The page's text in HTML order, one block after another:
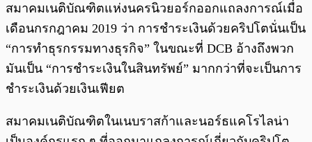
สมาคมเนติบัณฑิตแห่งนครนิวยอร์กออกแถลงการณ์เมื่อ
เดือนกรกฎาคม 2019 ว่า การชำระเงินด้วยคริปโตนั่นเป็น
“การทำธุรกรรมทางธุรกิจ” ในขณะที่ DCB อ้างถึงพวก
มันเป็น “การชำระเงินในสินทรัพย์” มากกว่าที่จะเป็นการ
ชำระเงินด้วยเงินเฟียต
สมาคมเนติบัณฑิตในเนบราสก้าและนอร์ธแคโรไลน่า